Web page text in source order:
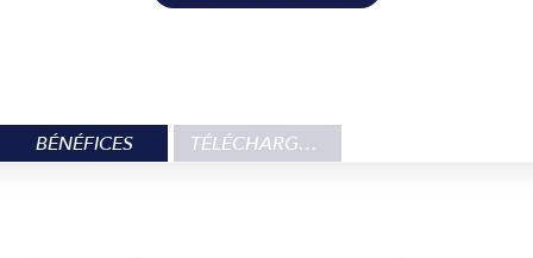
BÉNÉFICES TÉLÉCHARGEMENT